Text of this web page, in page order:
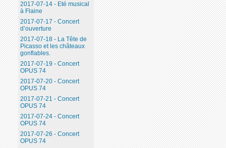
2017-07-14 - Eté musical
à Flaine
2017-07-17 - Concert
d’ouverture
2017-07-18 - La Tête de
Picasso et les châteaux
gonflables.
2017-07-19 - Concert
OPUS 74
2017-07-20 - Concert
OPUS 74
2017-07-21 - Concert
OPUS 74
2017-07-24 - Concert
OPUS 74
2017-07-26 - Concert
OPUS 74